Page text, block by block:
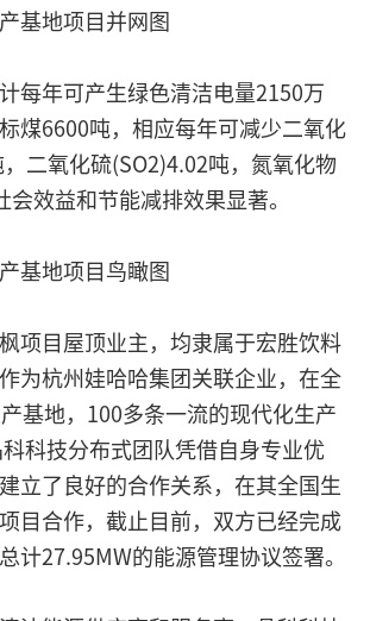
基地项目并网图
每年可产生绿色清洁电量2150万
煤6600吨，相应每年可减少二氧化
二氧化硫(SO2)4.02吨，氮氧化物
会效益和节能减排效果显著。
基地项目鸟瞰图
项目屋顶业主，均隶属于宏胜饮料
为杭州娃哈哈集团关联企业，在全
基地，100多条一流的现代化生产
科技分布式团队凭借自身专业优
立了良好的合作关系，在其全国生
目合作，截止目前，双方已经完成
计27.95MW的能源管理协议签署。